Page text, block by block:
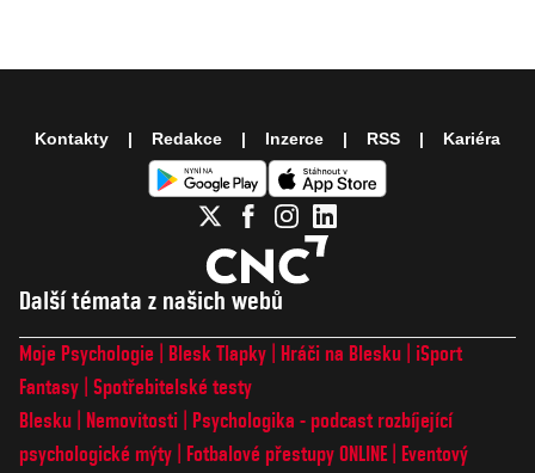
Další témata z našich webů
Moje Psychologie Blesk Tlapky Hráči na Blesku
iSport
Fantasy Spotřebitelské testy
Blesku
Nemovitosti
Psychologika - podcast rozbíjející
psychologické mýty
Fotbalové přestupy ONLINE
Eventový
Kontakty Redakce Inzerce RSS Kariéra